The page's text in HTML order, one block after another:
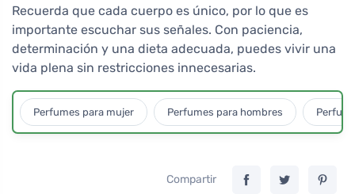
Recuerda que cada cuerpo es único, por lo que es
importante escuchar sus señales. Con paciencia,
determinación y una dieta adecuada, puedes vivir una
vida plena sin restricciones innecesarias.
Perfumes para mujer Perfumes para hombres
Compartir